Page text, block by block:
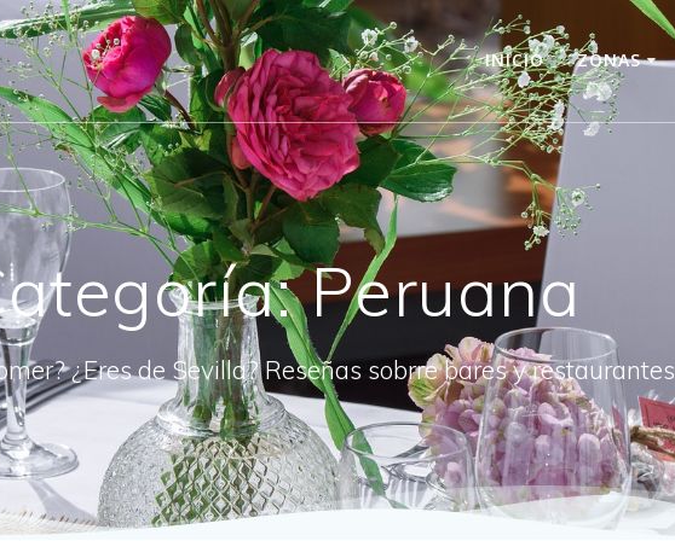
INICIO ZONAS
Peruana
¿Eres de Sevilla? Reseñas sobrre bares y restaurantes